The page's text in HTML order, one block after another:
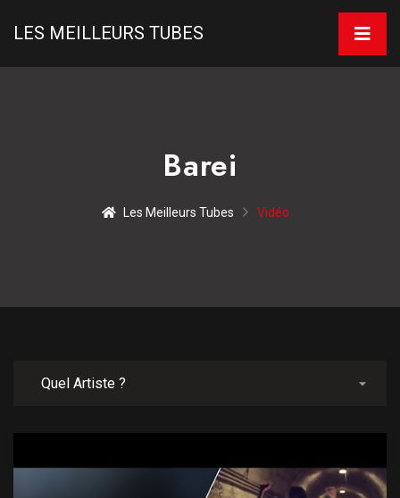
LES MEILLEURS TUBES
Barei
Les Meilleurs Tubes Vidéo